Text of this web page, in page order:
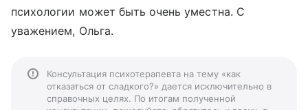
психологии может быть очень уместна. С
уважением, Ольга.
Консультация психотерапевта на тему «как
отказаться от сладкого?» дается исключительно в
справочных целях. По итогам полученной